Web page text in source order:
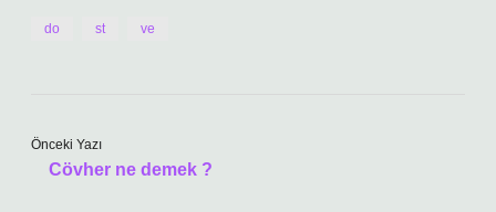
do st ve
Önceki Yazı
Cövher ne demek ?